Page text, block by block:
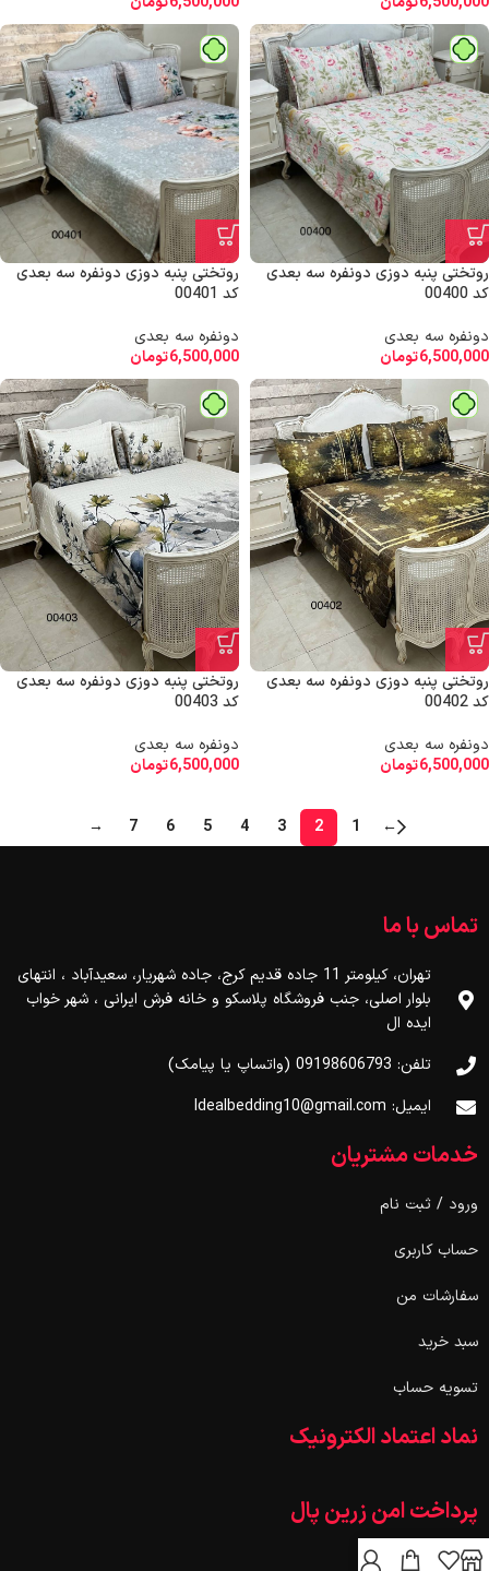
روتختی پنبه دوزی دونفره سه بعدی
کد 00400
دونفره سه بعدی
6,500,000تومان
روتختی پنبه دوزی دونفره سه بعدی
کد 00401
دونفره سه بعدی
6,500,000تومان
روتختی پنبه دوزی دونفره سه بعدی
کد 00402
دونفره سه بعدی
6,500,000تومان
روتختی پنبه دوزی دونفره سه بعدی
کد 00403
دونفره سه بعدی
6,500,000تومان
←
1
2
3
4
5
6
7
→
تماس با ما
تهران، کیلومتر 11 جاده قدیم کرج، جاده شهریار، سعیدآباد ، انتهای
بلوار اصلی، جنب فروشگاه پلاسکو و خانه فرش ایرانی ، شهر خواب
ایده ال
تلفن: 09198606793 (واتساپ یا پیامک)
ایمیل: Idealbedding10@gmail.com
خدمات مشتریان
ورود / ثبت نام
حساب کاربری
سفارشات من
سبد خرید
تسویه حساب
نماد اعتماد الکترونیک
پرداخت امن زرین پال